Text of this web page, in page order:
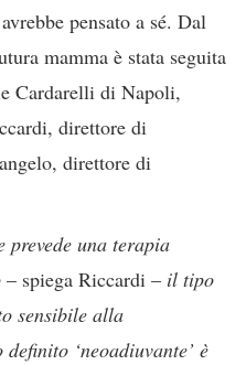
pensato a sé. Dal
mamma è stata seguita
Cardarelli di Napoli,
direttore di
direttore di
prevede una terapia
– spiega Riccardi – il tipo
sensibile alla
‘neoadiuvante’ è